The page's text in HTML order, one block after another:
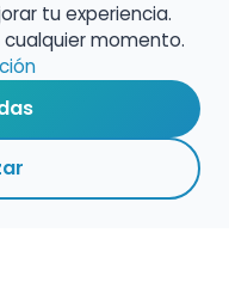
y docentes
tu experiencia.
momento.